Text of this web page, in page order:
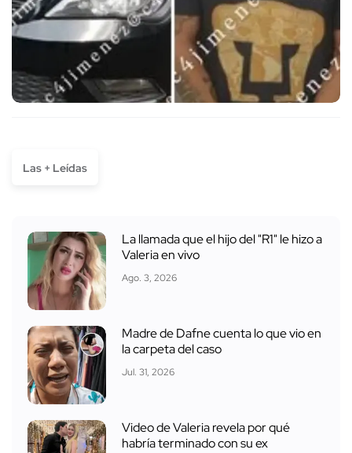
Las + Leídas
La llamada que el hijo del "R1" le hizo a
Valeria en vivo
Ago. 3, 2026
Madre de Dafne cuenta lo que vio en
la carpeta del caso
Jul. 31, 2026
Video de Valeria revela por qué
habría terminado con su ex